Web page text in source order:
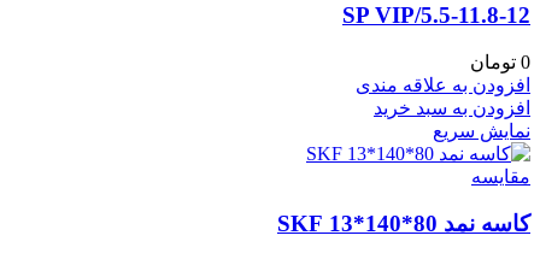
5.5-11.8-12/SP VIP
0 تومان
افزودن به علاقه مندی
افزودن به سبد خرید
نمایش سریع
مقايسه
کاسه نمد 80*140*13 SKF